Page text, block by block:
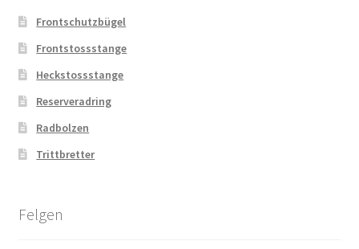
Frontschutzbügel
Frontstossstange
Heckstossstange
Reserveradring
Radbolzen
Trittbretter
Felgen